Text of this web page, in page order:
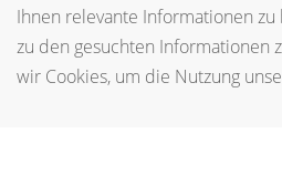
Ihnen relevante Informationen
zu den gesuchten Informationen
wir Cookies, um die Nutzung